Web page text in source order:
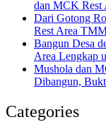
dan MCK Rest
Dari Gotong
Rest Area
Bangun Desa
Area Lengkap
Mushola dan
Dibangun,
Categories